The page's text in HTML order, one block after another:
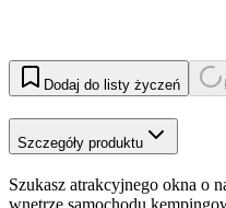
Dodaj do listy życzeń
Szczegóły produktu
Szukasz atrakcyjnego okna o